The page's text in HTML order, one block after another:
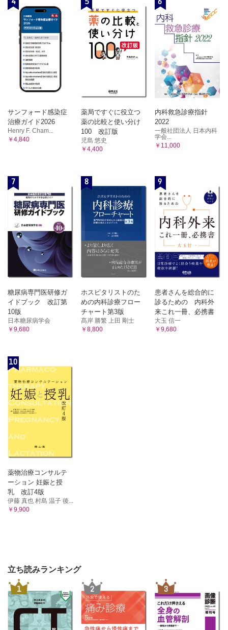
サンフォード感染症
治療ガイド2026
Henry F. Cham...
￥4,840
薬局ですぐに役立つ
薬の比較と使い分け
100 改訂版
児島 悠史
￥4,400
内科救急診療指針
2022
一般社団法人 日本内科
学会...
￥11,000
7
糖尿病専門医研修ガ
イドブック 改訂第
10版
日本糖尿病学会
￥9,680
8
ホスピタリストのた
めの内科診療フロー
チャート第3版
髙岸 勝繁 上田 剛士
￥8,800
9
患者さんを総合的に
診るための 内科外
来これ一冊、必携書
大玉 信一
￥9,680
10
薬物治療コンサルテ
ーション 妊娠と授
乳 改訂4版
伊藤 真也 村島 温子 後...
￥9,900
立ち読みランキング
1 2 3